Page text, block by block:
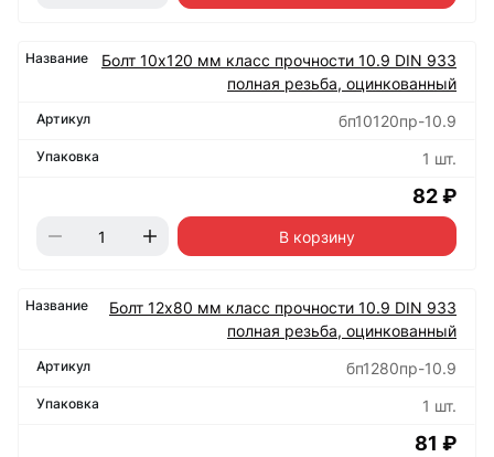
Болт 10х120 мм класс прочности 10.9 DIN 933
полная резьба, оцинкованный
бп10120пр-10.9
1 шт.
82 ₽
В корзину
Болт 12х80 мм класс прочности 10.9 DIN 933
полная резьба, оцинкованный
бп1280пр-10.9
1 шт.
81 ₽